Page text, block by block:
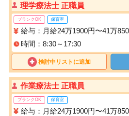
理学療法士 正職員
ブランクOK 保育室
給与：月給24万1900円〜41万
時間：8:30～17:30
検討中リストに追加
作業療法士 正職員
ブランクOK 保育室
給与：月給24万1900円〜41万